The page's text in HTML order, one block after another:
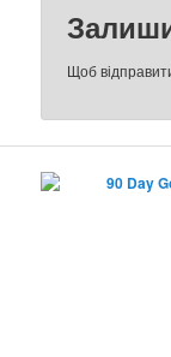
Щоб